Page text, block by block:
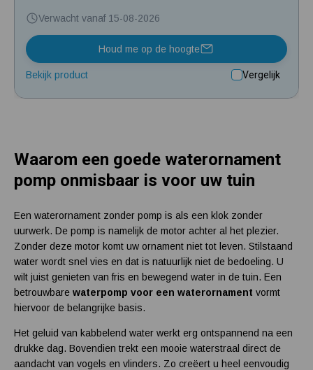
Verwacht vanaf 15-08-2026
Houd me op de hoogte
Bekijk product Vergelijk
Waarom een goede waterornament
pomp onmisbaar is voor uw tuin
Een waterornament zonder pomp is als een klok zonder
uurwerk. De pomp is namelijk de motor achter al het plezier.
Zonder deze motor komt uw ornament niet tot leven. Stilstaand
water wordt snel vies en dat is natuurlijk niet de bedoeling. U
wilt juist genieten van fris en bewegend water in de tuin. Een
betrouwbare waterpomp voor een waterornament vormt
hiervoor de belangrijke basis.
Het geluid van kabbelend water werkt erg ontspannend na een
drukke dag. Bovendien trekt een mooie waterstraal direct de
aandacht van vogels en vlinders. Zo creëert u heel eenvoudig